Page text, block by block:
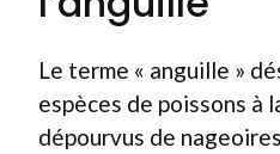
Le terme « anguille »
espèces de poissons à
dépourvus de